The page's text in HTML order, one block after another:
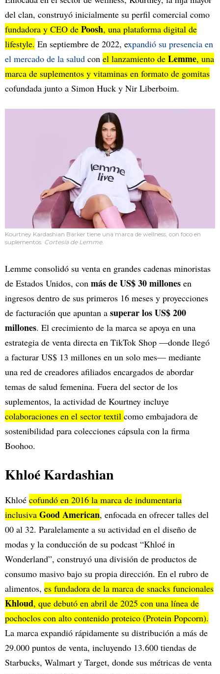
del clan, construyó inicialmente su perfil comercial como
fundadora y CEO de Poosh, una plataforma digital de
lifestyle. En septiembre de 2022, expandió su presencia en
el mercado de la salud con el lanzamiento de Lemme, una
marca de suplementos y vitaminas en formato de gomitas
cofundada junto a Simon Huck y Nir Liberboim.
Kourtney Kardashian Barker tiene una marca de wellness, con foco en
suplementos. Cortesía de Lemme.
Lemme consolidó su venta en grandes cadenas minoristas
de Estados Unidos, con más de US$ 30 millones en
ingresos dentro de sus primeros 16 meses y proyecciones
de facturación que apuntan a superar los US$ 200
millones. El crecimiento de la marca se apoya en una
estrategia de venta directa en TikTok Shop —donde llegó
a facturar US$ 13 millones en un solo mes— mediante
una red de creadores afiliados encargados de abordar
temas de salud femenina. Fuera del sector de los
suplementos, la actividad de Kourtney incluye
colaboraciones en el sector textil como embajadora de
sostenibilidad para colecciones cápsula con la firma
Boohoo.
Khloé Kardashian
Khloé cofundó en 2016 la marca de indumentaria
inclusiva Good American, enfocada en ofrecer talles del
00 al 32. Paralelamente a su actividad en el diseño de
modas y la conducción de su podcast “Khloé in
Wonderland”, construyó una división de productos de
consumo masivo bajo su propia dirección. En el rubro de
alimentos, es fundadora de la marca de snacks funcionales
Khloud, que debutó en abril de 2025 con una línea de
pochoclos con alto contenido proteico (Protein Popcorn).
La marca expandió rápidamente su distribución a más de
29.000 puntos de venta, incluyendo 13.600 tiendas de
Starbucks, Walmart y Target, donde sus métricas de venta